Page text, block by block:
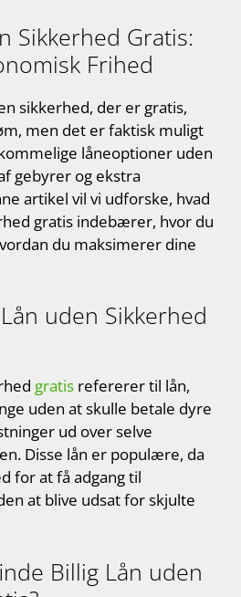
Sikkerhed Gratis:
Frihed
sikkerhed, der er gratis,
men det er faktisk muligt
låneoptioner uden
gebyrer og ekstra
artikel vil vi udforske, hvad
gratis indebærer, hvor du
du maksimerer dine
uden Sikkerhed
gratis refererer til lån,
uden at skulle betale dyre
ud over selve
Disse lån er populære, da
for at få adgang til
at blive udsat for skjulte
Billig Lån uden